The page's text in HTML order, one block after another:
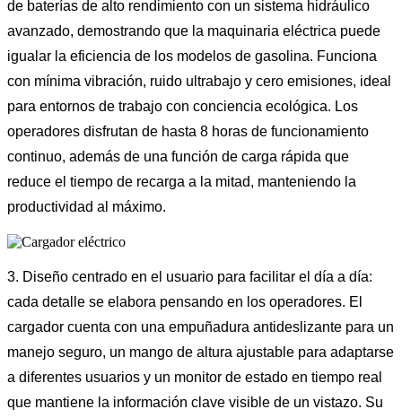
de baterías de alto rendimiento con un sistema hidráulico
avanzado, demostrando que la maquinaria eléctrica puede
igualar la eficiencia de los modelos de gasolina. Funciona
con mínima vibración, ruido ultrabajo y cero emisiones, ideal
para entornos de trabajo con conciencia ecológica. Los
operadores disfrutan de hasta 8 horas de funcionamiento
continuo, además de una función de carga rápida que
reduce el tiempo de recarga a la mitad, manteniendo la
productividad al máximo.
3. Diseño centrado en el usuario para facilitar el día a día:
cada detalle se elabora pensando en los operadores. El
cargador cuenta con una empuñadura antideslizante para un
manejo seguro, un mango de altura ajustable para adaptarse
a diferentes usuarios y un monitor de estado en tiempo real
que mantiene la información clave visible de un vistazo. Su